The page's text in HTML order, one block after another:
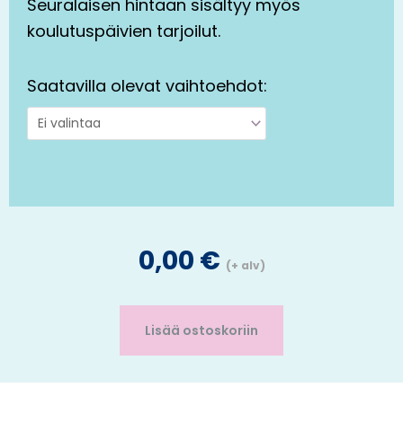
Seuralaisen hintaan sisältyy myös
koulutuspäivien tarjoilut.
Saatavilla olevat vaihtoehdot:
0,00 € (+ alv)
Lisää ostoskoriin